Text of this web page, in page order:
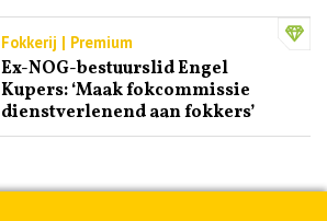
Fokkerij | Premium
Ex-NOG-bestuurslid Engel
Kupers: ‘Maak fokcommissie
dienstverlenend aan fokkers’